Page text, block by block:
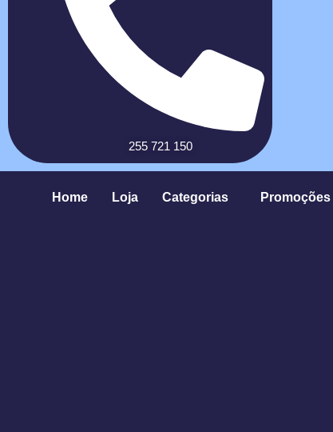
255 721 150
Home Loja Categorias Promoções